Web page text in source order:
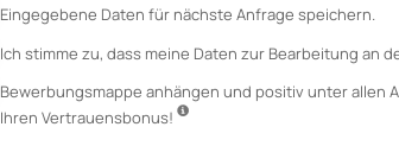
Eingegebene Daten für nächste Anfrage speichern.
Ich stimme zu, dass meine Daten zur Bearbeitung an
Bewerbungsmappe anhängenund positiv unter allen
Ihren Vertrauensbonus!